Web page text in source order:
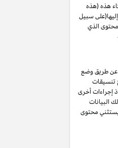
هذه (هذه
في القسم ۱۲) ، والتي يتم تضمينها بالرجوع إليها(على سبيل
الذي
عن طريق وضع
تنسيقات
إجراءات أخرى
البيانات
محتوى